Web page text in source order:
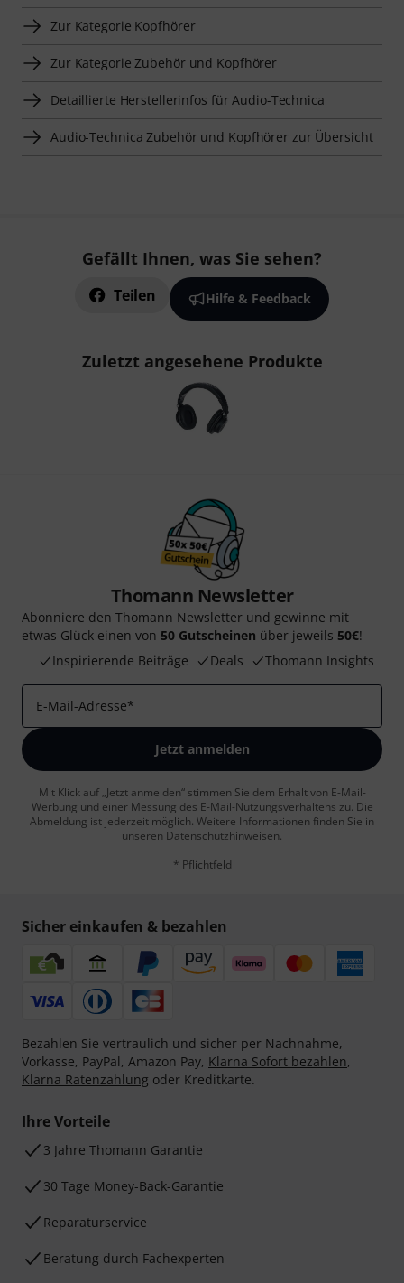
Zur Kategorie Kopfhörer
Zur Kategorie Zubehör und Kopfhörer
Detaillierte Herstellerinfos für Audio-Technica
Audio-Technica Zubehör und Kopfhörer zur Übersicht
Gefällt Ihnen, was Sie sehen?
Teilen Hilfe & Feedback
Zuletzt angesehene Produkte
Thomann Newsletter
Abonniere den Thomann Newsletter und gewinne mit
etwas Glück einen von 50 Gutscheinen über jeweils 50€!
Inspirierende Beiträge
Deals Thomann Insights
E-Mail-Adresse*
Jetzt anmelden
Mit Klick auf „Jetzt anmelden“ stimmen Sie dem Erhalt von E-Mail-
Werbung und einer Messung des E-Mail-Nutzungsverhaltens zu. Die
Abmeldung ist jederzeit möglich. Weitere Informationen finden Sie in
unseren Datenschutzhinweisen.
* Pflichtfeld
Sicher einkaufen & bezahlen
Bezahlen Sie vertraulich und sicher per Nachnahme,
Vorkasse, PayPal, Amazon Pay, Klarna Sofort bezahlen,
Klarna Ratenzahlung oder Kreditkarte.
Ihre Vorteile
3 Jahre Thomann Garantie
30 Tage Money-Back-Garantie
Reparaturservice
Beratung durch Fachexperten